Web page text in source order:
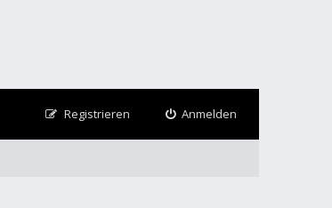
Anmelden
Registrieren